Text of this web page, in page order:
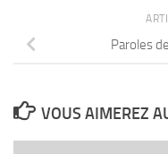
Paroles
VOUS AIMEREZ